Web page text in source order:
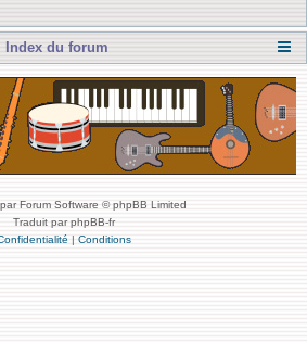
Index du forum
Forum Software © phpBB Limited
Traduit par phpBB-fr
| Conditions